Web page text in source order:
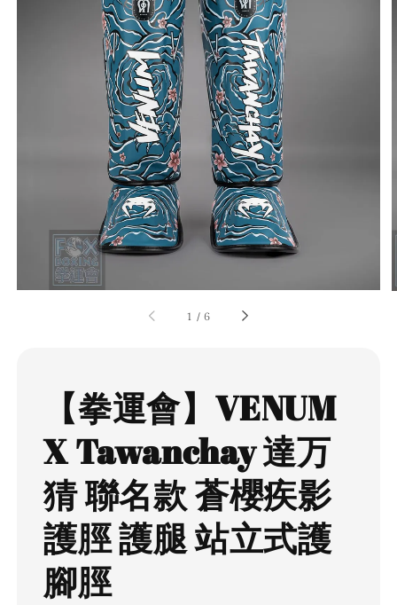
1 /6
【拳運會】VENUM
X Tawanchay 達万
猜 聯名款 蒼櫻疾影
護脛 護腿 站立式護
腳脛